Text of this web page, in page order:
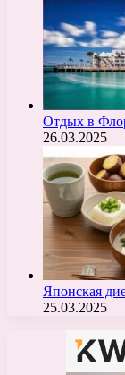
Отдых в
26.03.2025
Японская
25.03.2025